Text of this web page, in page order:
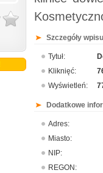
Szczegóły
Tytuł:
Kliknięć:
Wyświetleń:
Dodatkowe
Adres:
Miasto:
NIP:
REGON: